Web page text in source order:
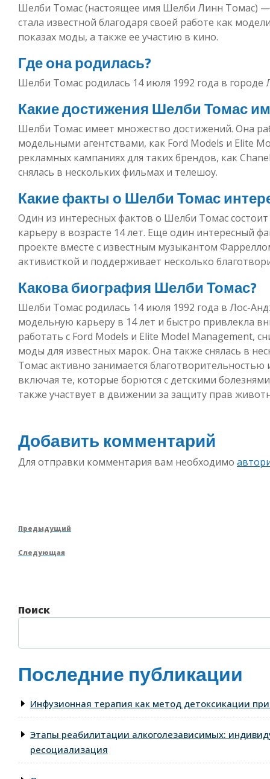
Шелби Томас (настоящее имя Шелби Линн Томас) —
стала известной благодаря своей работе как
показах моды, а также ее участию в кино.
Где она родилась?
Шелби Томас родилась 14 июля 1992 года в
Какие достижения Шелби Томас
Шелби Томас имеет множество достижений. Она
модельными агентствами, как Ford Models и Elite
рекламных кампаниях для таких брендов, как
снялась в нескольких фильмах и телешоу.
Какие факты о Шелби Томас
Один из интересных фактов о Шелби Томас
карьеру в возрасте 14 лет. Еще один интересный
проекте вместе с известным музыкантом
активисткой и поддерживает несколько
Какова биография Шелби Томас?
Шелби Томас родилась 14 июля 1992 года в Лос-
модельную карьеру в 14 лет и быстро привлекла
работать с Ford Models и Elite Model Management,
моды для известных марок. Она также снялась в
Томас активно занимается
включая те, которые борются с детскими
также участвует в движении за защиту прав
Добавить комментарий
Для отправки комментария вам необходимо
Навигация
по
записям
Предыдущая
Предыдущий
Следующая
Следующая
Поиск
Последние публикации
Инфузионная терапия как метод детоксикации
Этапы реабилитации алкоголезависимых:
ресоциализация